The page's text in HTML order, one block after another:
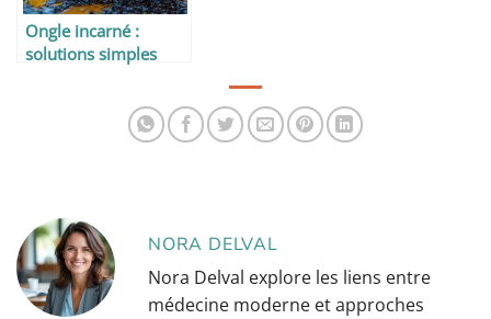
Ongle incarné :
solutions simples
NORA DELVAL
Nora Delval explore les liens entre
médecine moderne et approches